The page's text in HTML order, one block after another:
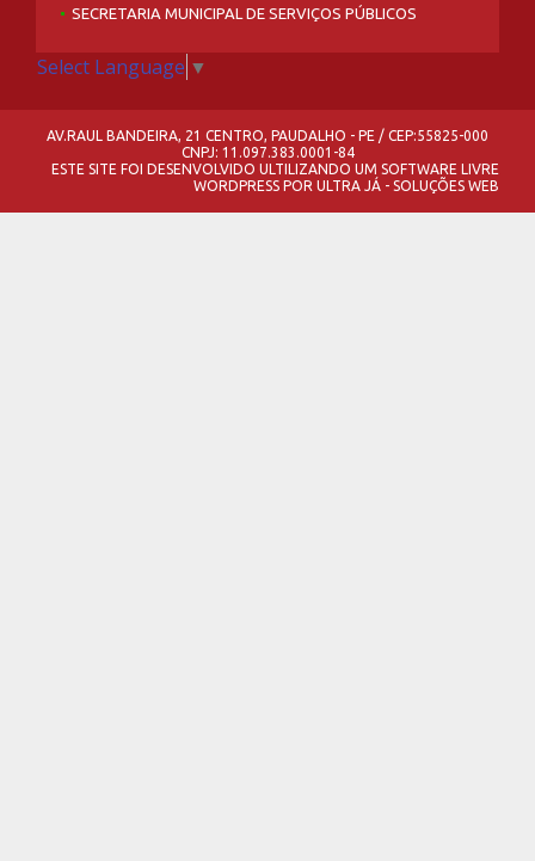
CNPJ: 11.097.383.0001-84
ESTE SITE FOI DESENVOLVIDO ULTILIZANDO UM SOFTWARE LIVRE